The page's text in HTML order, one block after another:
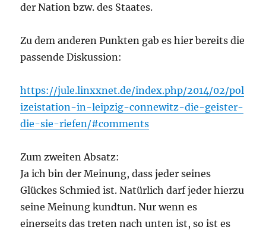
der Nation bzw. des Staates.
Zu dem anderen Punkten gab es hier bereits die
passende Diskussion:
https://jule.linxxnet.de/index.php/2014/02/pol
izeistation-in-leipzig-connewitz-die-geister-
die-sie-riefen/#comments
Zum zweiten Absatz:
Ja ich bin der Meinung, dass jeder seines
Glückes Schmied ist. Natürlich darf jeder hierzu
seine Meinung kundtun. Nur wenn es
einerseits das treten nach unten ist, so ist es